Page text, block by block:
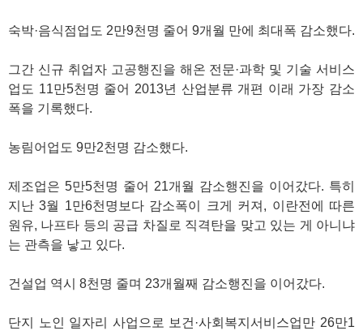
숙박·음식점업도 2만9천명 줄어 9개월 만에 최대폭 감소했다.
그간 신규 취업자 고공행진을 해온 전문·과학 및 기술 서비스
업도 11만5천명 줄어 2013년 산업분류 개편 이래 가장 감소
폭을 기록했다.
농림어업도 9만2천명 감소했다.
제조업은 5만5천명 줄어 21개월 감소행진을 이어갔다. 특히
지난 3월 1만6천명보다 감소폭이 크게 커져, 이란전에 따른
원유, 나프타 등의 공급 차질로 직격탄을 맞고 있는 게 아니냐
는 관측을 낳고 있다.
건설업 역시 8천명 줄며 23개월째 감소행진을 이어갔다.
단지 노인 일자리 사업으로 보건·사회복지서비스업만 26만1